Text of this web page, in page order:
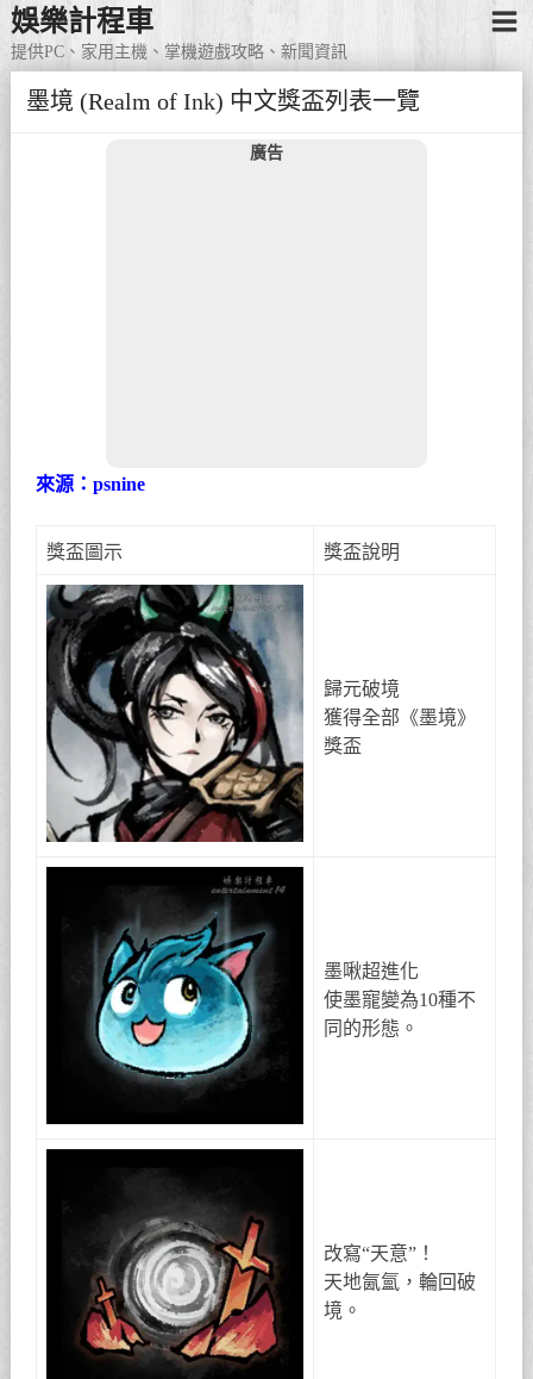
娛樂計程車
提供PC、家用主機、掌機遊戲攻略、新聞資訊
墨境 (Realm of Ink) 中文獎盃列表一覽
廣告
來源：psnine
獎盃圖示 獎盃說明
歸元破境
獲得全部《墨境》
獎盃
墨啾超進化
使墨寵變為10種不
同的形態。
改寫“天意”！
天地氤氳，輪回破
境。